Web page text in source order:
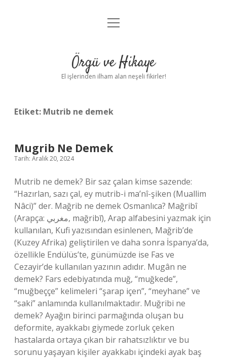
Anasayfa
Yasal Uyarı
menüyü
Örgü ve Hikaye
El işlerinden ilham alan neşeli fikirler!
Etiket: Mutrib ne demek
Mugrib Ne Demek
Tarih: Aralık 20, 2024
Mutrib ne demek? Bir saz çalan kimse sazende:
“Hazırlan, sazı çal, ey mutrib-i ma’nî-şiken (Muallim
Nâci)” der. Mağrib ne demek Osmanlıca? Mağribî
(Arapça: مغربي, mağribī), Arap alfabesini yazmak için
kullanılan, Kufi yazısından esinlenen, Mağrib’de
(Kuzey Afrika) geliştirilen ve daha sonra İspanya’da,
özellikle Endülüs’te, günümüzde ise Fas ve
Cezayir’de kullanılan yazının adıdır. Mugân ne
demek? Fars edebiyatında muğ, “muğkede”,
“muğbeççe” kelimeleri “şarap içen”, “meyhane” ve
“saki” anlamında kullanılmaktadır. Muğribi ne
demek? Ayağın birinci parmağında oluşan bu
deformite, ayakkabı giymede zorluk çeken
hastalarda ortaya çıkan bir rahatsızlıktır ve bu
sorunu yaşayan kişiler ayakkabı içindeki ayak baş